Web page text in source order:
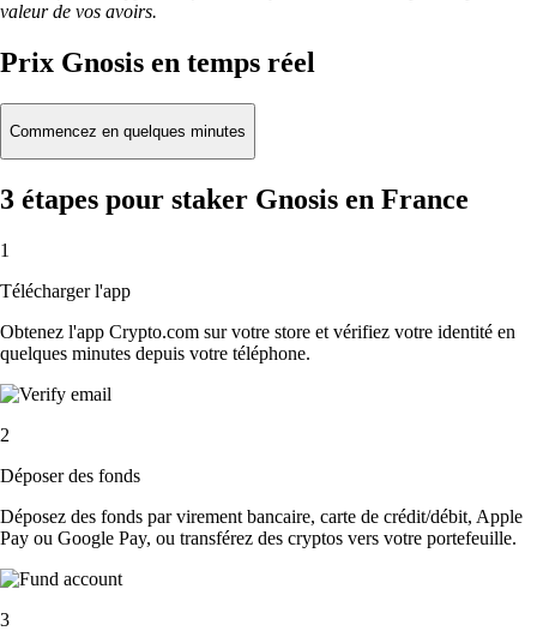
valeur de vos avoirs.
Prix Gnosis en temps réel
Commencez en quelques minutes
3 étapes pour staker Gnosis en France
1
Télécharger l'app
Obtenez l'app Crypto.com sur votre store et vérifiez votre identité en
quelques minutes depuis votre téléphone.
2
Déposer des fonds
Déposez des fonds par virement bancaire, carte de crédit/débit, Apple
Pay ou Google Pay, ou transférez des cryptos vers votre portefeuille.
3